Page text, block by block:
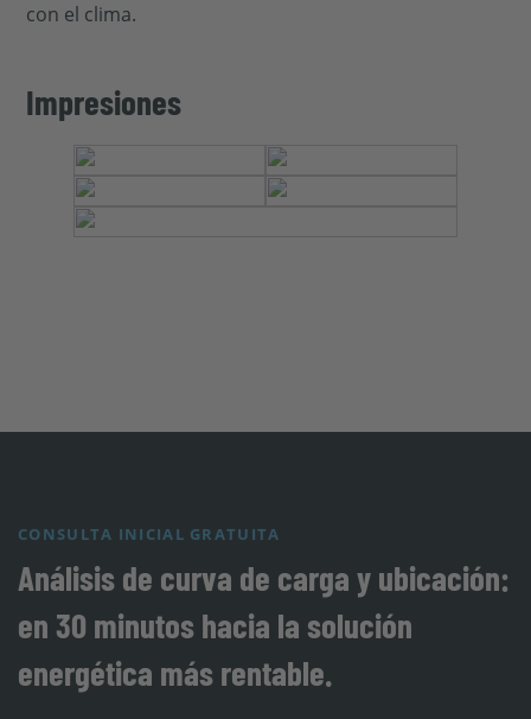
con el clima.
Impresiones
CONSULTA INICIAL GRATUITA
Análisis de curva de carga y ubicación:
en 30 minutos hacia la solución
energética más rentable.